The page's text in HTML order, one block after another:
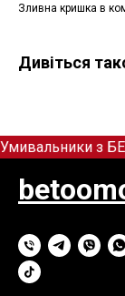
Зливна кришка в
Дивіться
з